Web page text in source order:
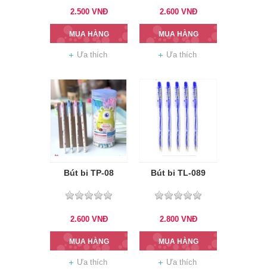
2.500 VNĐ
MUA HÀNG
Ưa thích
2.600 VNĐ
MUA HÀNG
Ưa thích
Bút bi TP-08
2.600 VNĐ
MUA HÀNG
Ưa thích
Bút bi TL-089
2.800 VNĐ
MUA HÀNG
Ưa thích